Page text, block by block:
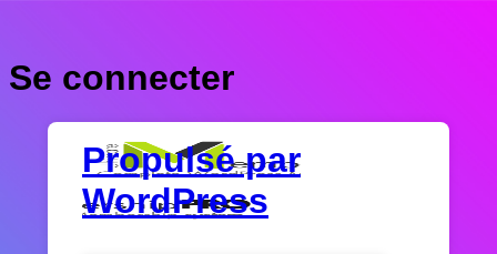
Se connecter
Propulsé par
WordPress